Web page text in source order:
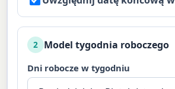
2 Model tygodnia roboczego
Dni robocze w tygodniu